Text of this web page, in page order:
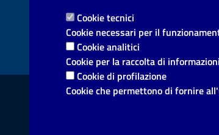
Cookie tecnici
Cookie necessari per il
Cookie analitici
Cookie per la raccolta di
Cookie di profilazione
Cookie che permettono di fornire
Link utili
Informativa privacy